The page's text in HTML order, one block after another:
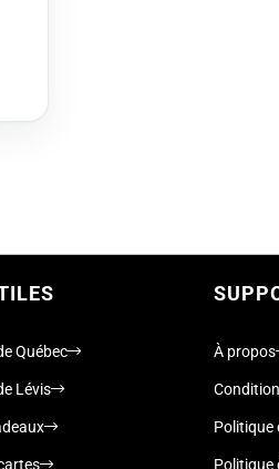
Québec
Lévis
À propos
Politique
Politique